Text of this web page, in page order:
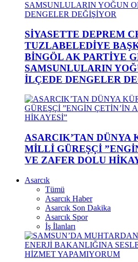
SİYASETTE DEPREM
TUZLABELEDİYE
BİNGÖL AK PARTİYE
SAMSUNLULARIN
İLÇEDE DENGELER
ASARCIK’TAN DÜNYA
MİLLİ GÜREŞÇİ
VE ZAFER DOLU
Asarcık
Tümü
Asarcık Haber
Asarcık Son Dakika
Asarcık Spor
İş İlanları